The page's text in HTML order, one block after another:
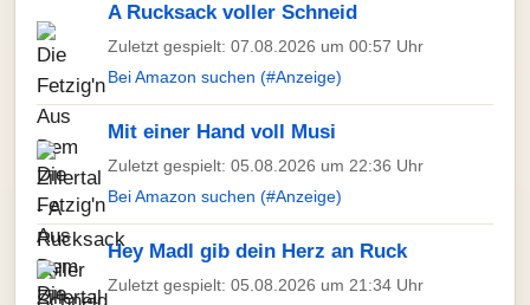
A Rucksack voller Schneid
Zuletzt gespielt: 07.08.2026 um 00:57 Uhr
Bei Amazon suchen (#Anzeige)
Mit einer Hand voll Musi
Zuletzt gespielt: 05.08.2026 um 22:36 Uhr
Bei Amazon suchen (#Anzeige)
Hey Madl gib dein Herz an Ruck
Zuletzt gespielt: 05.08.2026 um 21:34 Uhr